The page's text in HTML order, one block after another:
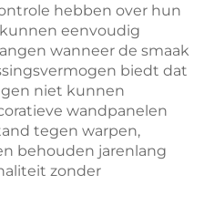
hebben over hun
eenvoudig
wanneer de smaak
biedt dat
niet kunnen
wandpanelen
tegen warpen,
behouden jarenlang
zonder